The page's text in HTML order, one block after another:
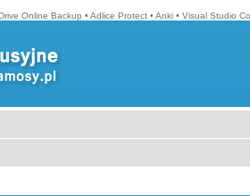
Online Backup • Adlice Protect • Anki • Visual Studio